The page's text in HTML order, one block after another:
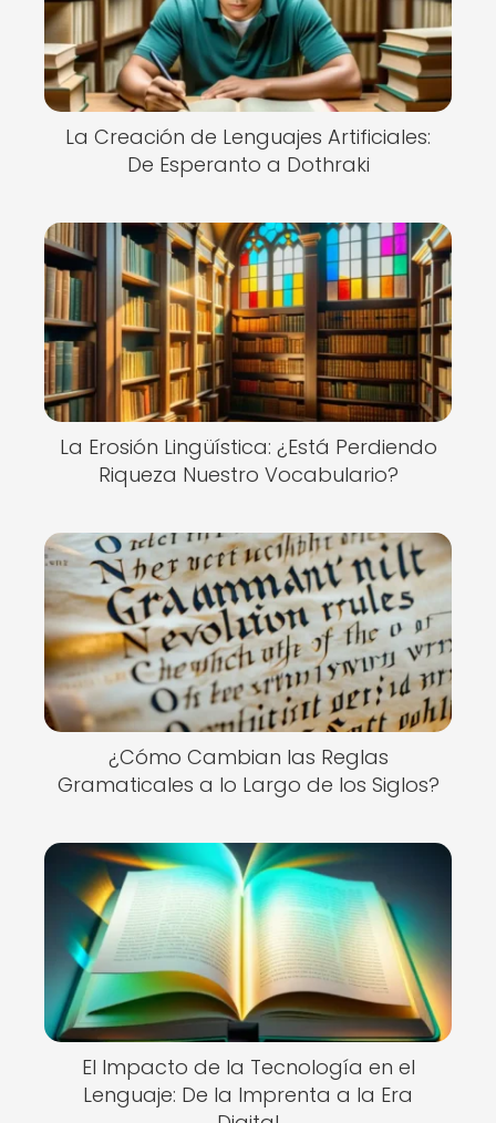
La Creación de Lenguajes Artificiales:
De Esperanto a Dothraki
La Erosión Lingüística: ¿Está Perdiendo
Riqueza Nuestro Vocabulario?
¿Cómo Cambian las Reglas
Gramaticales a lo Largo de los Siglos?
El Impacto de la Tecnología en el
Lenguaje: De la Imprenta a la Era